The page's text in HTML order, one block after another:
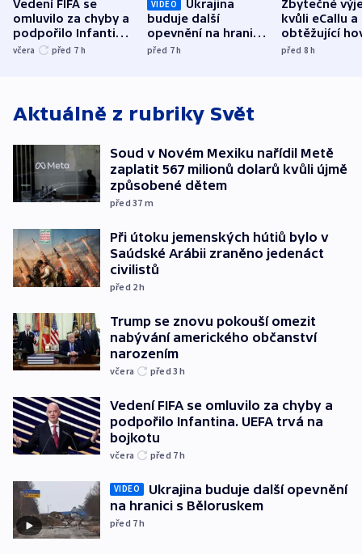
Vedení FIFA se
omluvilo za chyby a
podpořilo Infantina.
UEFA trvá na
včera před 7 h
VIDEO
Ukrajina
buduje další
opevnění na hranici
s Běloruskem
před 7h
Zbytečné
kvůli eCallu a
obtěžující
zdržují
před 8h
Aktuálně z rubriky Svět
Soud v Novém Mexiku nařídil Metě
zaplatit 567 milionů dolarů kvůli újmě
způsobené dětem
před 37 m
Při útoku jemenských hútiů bylo v
Saúdské Arábii zraněno jedenáct
civilistů
před 2h
Trump se znovu pokouší omezit
nabývání amerického občanství
narozením
včera před 3h
Vedení FIFA se omluvilo za chyby a
podpořilo Infantina. UEFA trvá na
bojkotu
včera před 7h
VIDEO
Ukrajina buduje další opevnění
na hranici s Běloruskem
před 7h